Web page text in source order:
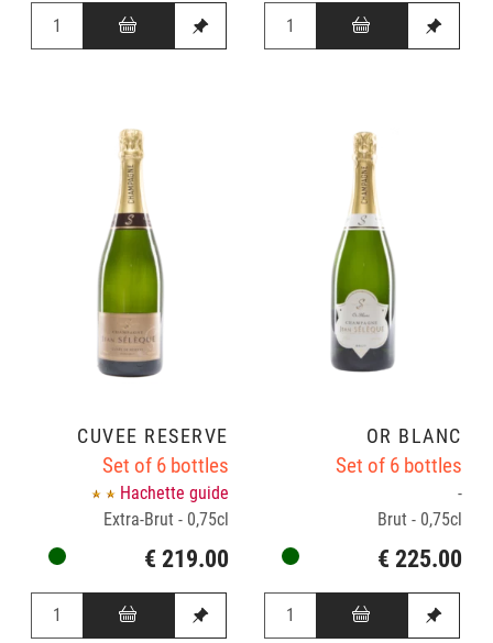
CUVÉE RÉSERVE
Set of 6 bottles
Hachette guide
Extra-Brut - 0,75cl
€ 219.00
OR BLANC
Set of 6 bottles
-
Brut - 0,75cl
€ 225.00